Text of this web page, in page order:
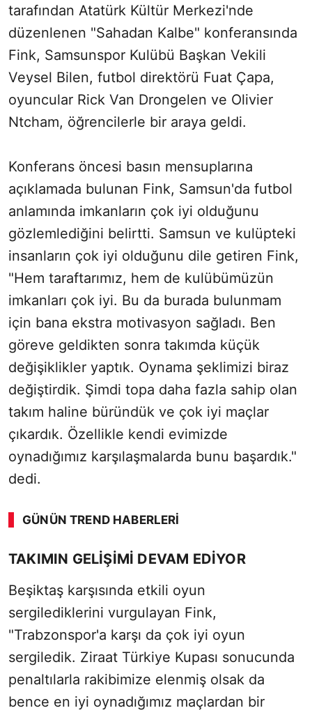
tarafından Atatürk Kültür Merkezi'nde
düzenlenen "Sahadan Kalbe" konferansında
Fink, Samsunspor Kulübü Başkan Vekili
Veysel Bilen, futbol direktörü Fuat Çapa,
oyuncular Rick Van Drongelen ve Olivier
Ntcham, öğrencilerle bir araya geldi.
Konferans öncesi basın mensuplarına
açıklamada bulunan Fink, Samsun'da futbol
anlamında imkanların çok iyi olduğunu
gözlemlediğini belirtti. Samsun ve kulüpteki
insanların çok iyi olduğunu dile getiren Fink,
"Hem taraftarımız, hem de kulübümüzün
imkanları çok iyi. Bu da burada bulunmam
için bana ekstra motivasyon sağladı. Ben
göreve geldikten sonra takımda küçük
değişiklikler yaptık. Oynama şeklimizi biraz
değiştirdik. Şimdi topa daha fazla sahip olan
takım haline büründük ve çok iyi maçlar
çıkardık. Özellikle kendi evimizde
oynadığımız karşılaşmalarda bunu başardık."
dedi.
GÜNÜN TREND HABERLERI
SÖZCÜ SON DAKİKA
TAKIMIN GELİŞİMİ DEVAM EDİYOR
Beşiktaş karşısında etkili oyun
sergilediklerini vurgulayan Fink,
"Trabzonspor'a karşı da çok iyi oyun
sergiledik. Ziraat Türkiye Kupası sonucunda
penaltılarla rakibimize elenmiş olsak da
bence en iyi oynadığımız maçlardan bir